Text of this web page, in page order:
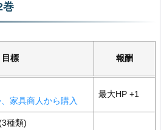
巻
目標 報酬
家具商人から購入
最大HP +1
種類)